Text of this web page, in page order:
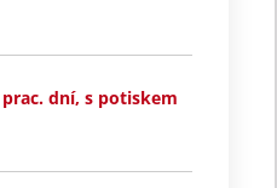
dní, s potiskem